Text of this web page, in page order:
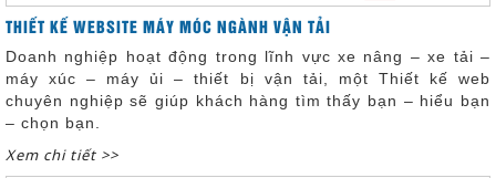
THIẾT KẾ WEBSITE MÁY MÓC NGÀNH VẬN TẢI
Doanh nghiệp hoạt động trong lĩnh vực xe nâng – xe tải –
máy xúc – máy ủi – thiết bị vận tải, một Thiết kế web
chuyên nghiệp sẽ giúp khách hàng tìm thấy bạn – hiểu bạn
– chọn bạn.
Xem chi tiết >>